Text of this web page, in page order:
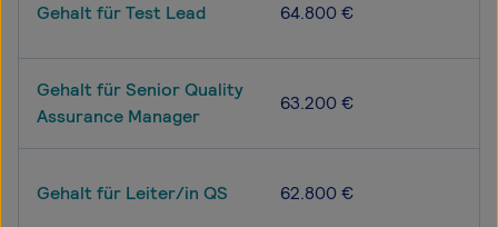
Gehalt für Test Lead 64.800 €
Gehalt für Senior Quality
Assurance Manager
63.200 €
Gehalt für Leiter/in QS 62.800 €